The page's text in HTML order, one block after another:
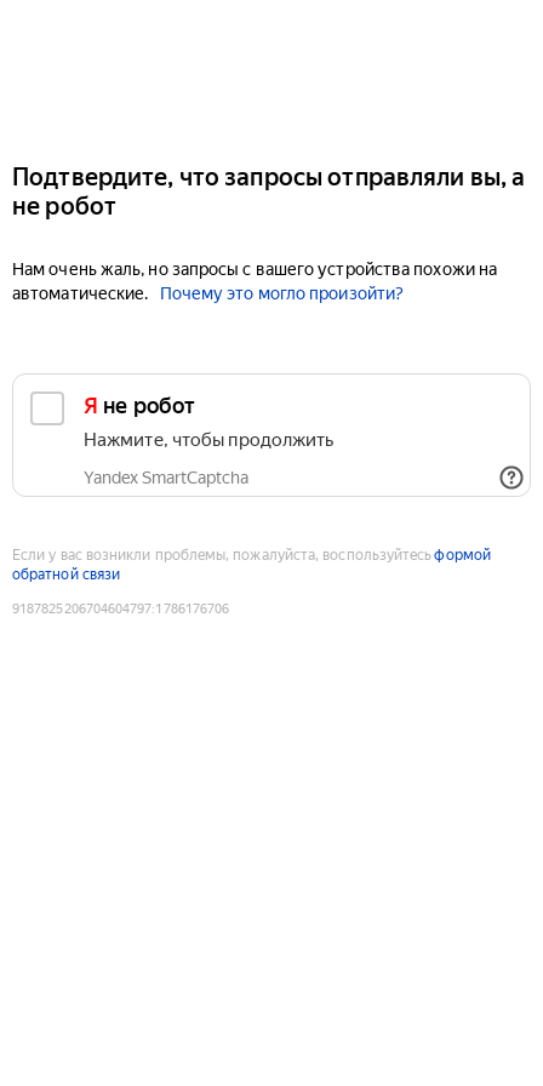
Подтвердите, что запросы отправляли вы, а
не робот
Нам очень жаль, но запросы с вашего устройства похожи на
автоматические.
Почему это могло произойти?
Я не робот
Нажмите, чтобы продолжить
Yandex SmartCaptcha
Если у вас возникли проблемы, пожалуйста, воспользуйтесьформой
обратной связи
9187825206704604797:1786176706